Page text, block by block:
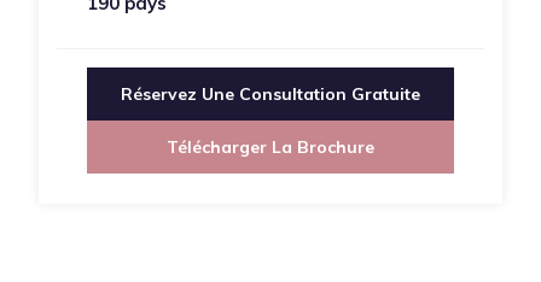
Réservez Une Consultation Gratuite
Télécharger La Brochure